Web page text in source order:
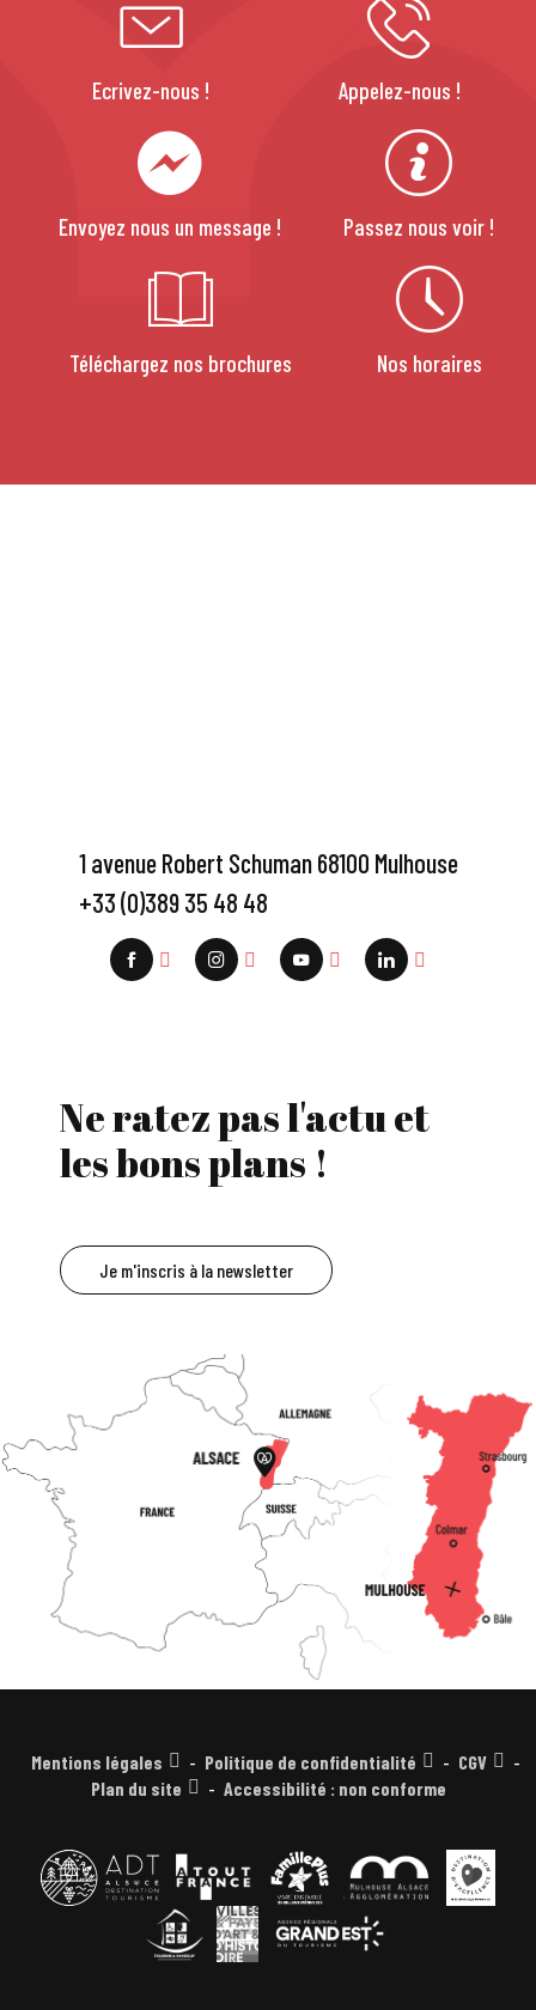
Ecrivez-nous ! Appelez-nous !
Envoyez nous un message ! Passez nous voir !
Téléchargez nos brochures Nos horaires
1 avenue Robert Schuman 68100 Mulhouse
+33 (0)389 35 48 48
Ne ratez pas l'actu et
les bons plans !
Je m'inscris à la newsletter
Mentions légales Politique de confidentialité
CGV
Plan du site
Accessibilité : non conforme